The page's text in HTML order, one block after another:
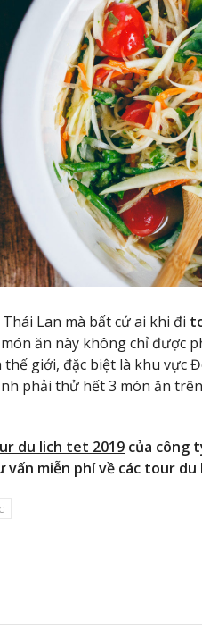
Lan mà bất cứ ai khi đi
ăn này không chỉ được
giới, đặc biệt là khu vực
phải thử hết 3 món ăn
du lich tet 2019 của công
vấn miễn phí về các tour du